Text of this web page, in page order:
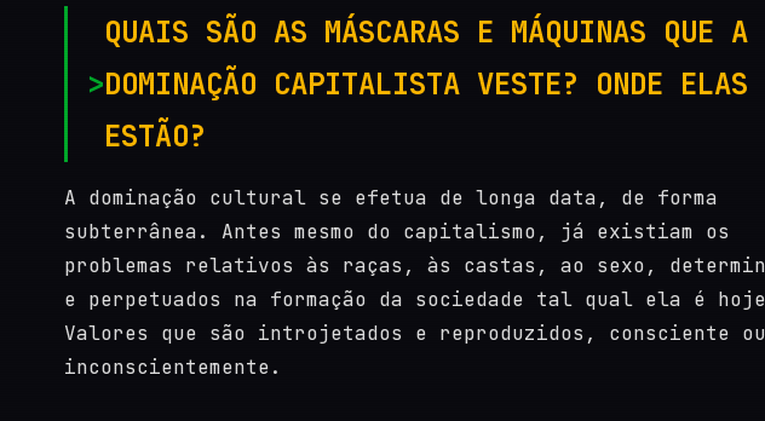
QUAIS SÃO AS MÁSCARAS E MÁQUINAS QUE A
DOMINAÇÃO CAPITALISTA VESTE? ONDE ELAS
ESTÃO?
A dominação cultural se efetua de longa data, de forma
subterrânea. Antes mesmo do capitalismo, já existiam os
problemas relativos às raças, às castas, ao sexo,
e perpetuados na formação da sociedade tal qual ela é
Valores que são introjetados e reproduzidos, consciente ou
inconscientemente.